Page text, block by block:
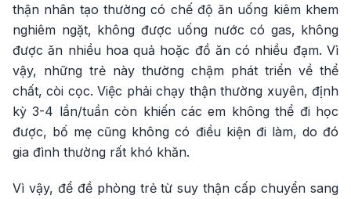
thận nhân tạo thường có chế độ ăn uống kiêm khem
nghiêm ngặt, không được uống nước có gas, không
được ăn nhiều hoa quả hoặc đồ ăn có nhiều đạm. Vì
vậy, những trẻ này thường chậm phát triển về thể
chất, còi cọc. Việc phải chạy thận thường xuyên, định
kỳ 3-4 lần/tuần còn khiến các em không thể đi học
được, bố mẹ cũng không có điều kiện đi làm, do đó
gia đình thường rất khó khăn.
Vì vậy, để đề phòng trẻ từ suy thận cấp chuyển sang